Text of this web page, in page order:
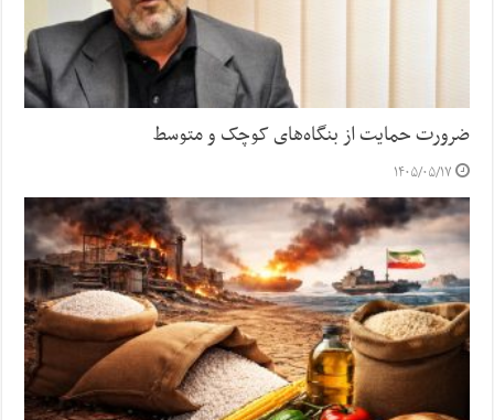
ضرورت حمایت از بنگاه‌های کوچک و متوسط
۱۴۰۵/۰۵/۱۷